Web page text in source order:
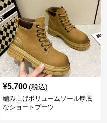
¥5,700 (税込)
編み上げボリュームソール厚底
なショートブーツ